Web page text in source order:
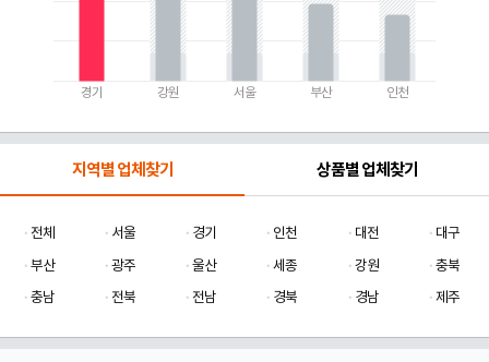
경기 강원 서울 부산 인천
지역별 업체찾기 상품별 업체찾기
전체 서울 경기 인천 대전
대구
부산
광주 울산 세종 강원
충북
충남
전북 전남 경북 경남 제주